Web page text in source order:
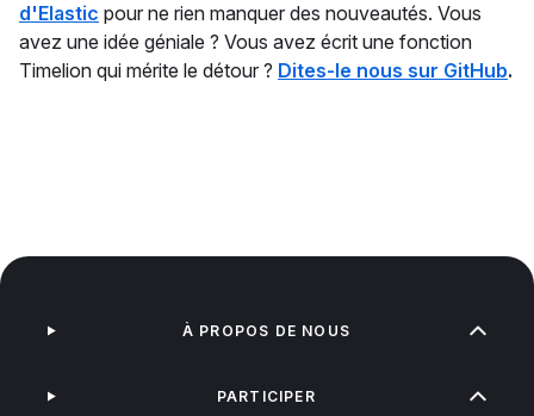
d'Elastic pour ne rien manquer des nouveautés. Vous
avez une idée géniale ? Vous avez écrit une fonction
Timelion qui mérite le détour ? Dites-le nous sur GitHub.
À PROPOS DE NOUS
PARTICIPER